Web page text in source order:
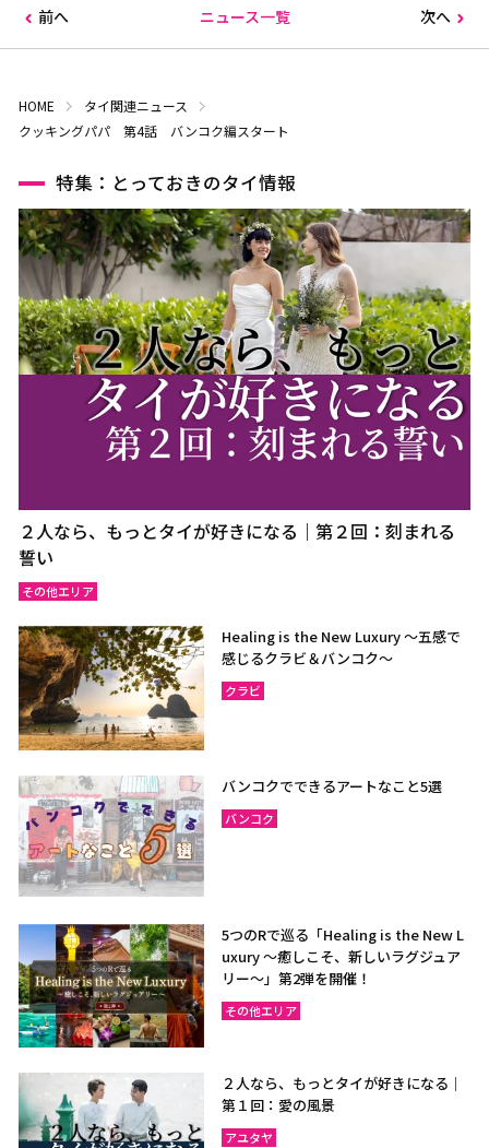
前へ ニュース一覧 次へ
HOME
タイ関連ニュース
クッキングパパ 第4話 バンコク編スタート
特集：とっておきのタイ情報
２人なら、もっとタイが好きになる｜第２回：刻まれる
誓い
その他エリア
Healing is the New Luxury ～五感で
感じるクラビ＆バンコク～
クラビ
バンコクでできるアートなこと5選
バンコク
5つのRで巡る「Healing is the New L
uxury ～癒しこそ、新しいラグジュア
リー〜」第2弾を開催！
その他エリア
２人なら、もっとタイが好きになる｜
第１回：愛の風景
アユタヤ